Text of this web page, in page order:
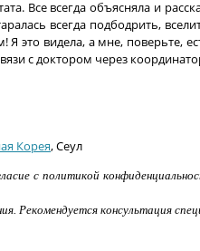
Все всегда объясняла и
всегда подбодрить,
Я это видела, а мне, поверьте,
с доктором через
Корея, Сеул
с политикой
Рекомендуется консультация